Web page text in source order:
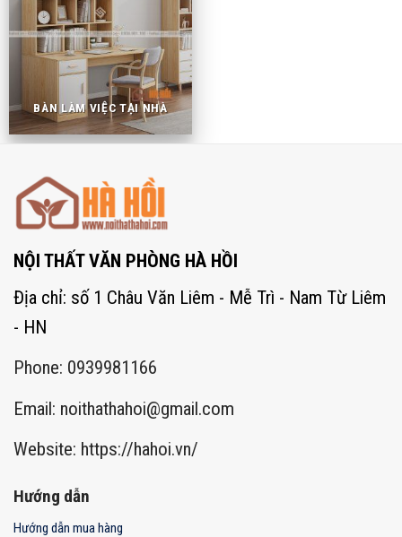
BÀN LÀM VIỆC TẠI NHÀ
NỘI THẤT VĂN PHÒNG HÀ HỒI
Địa chỉ: số 1 Châu Văn Liêm - Mễ Trì - Nam Từ Liêm
- HN
Phone: 0939981166
Email: noithathahoi@gmail.com
Website: https://hahoi.vn/
Hướng dẫn
Hướng dẫn mua hàng